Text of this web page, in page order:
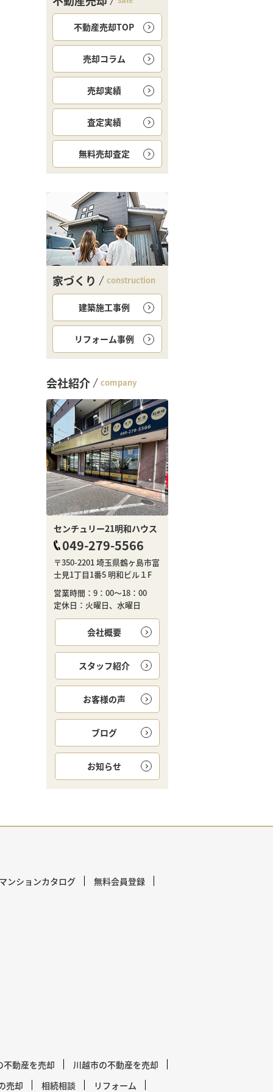
不動産売却TOP
売却コラム
売却実績
査定実績
無料売却査定
家づくり construction
建築施工事例
リフォーム事例
会社紹介 company
センチュリー21明和ハウス
049-279-5566
〒350-2201 埼玉県鶴ヶ島市富
士見1丁目1番5 明和ビル１F
営業時間：9：00～18：00
定休日：火曜日、水曜日
会社概要
スタッフ紹介
お客様の声
ブログ
お知らせ
ンションカタログ 無料会員登録
不動産を売却
川越市の不動産を売却
売却
相続相談 リフォーム